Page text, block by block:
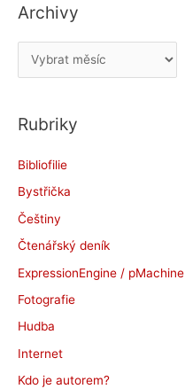
Archivy
r
h
v
y
Rubriky
Bibliofilie
Bystřička
Češtiny
Čtenářský deník
ExpressionEngine / pMachine
Fotografie
Hudba
Internet
Kdo je autorem?